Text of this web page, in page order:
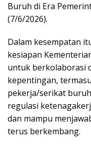
Buruh di Era
(7/6/2026).
Dalam kesempatan
kesiapan
untuk berkolaborasi
kepentingan,
pekerja/serikat
regulasi
dan mampu
terus berkembang.